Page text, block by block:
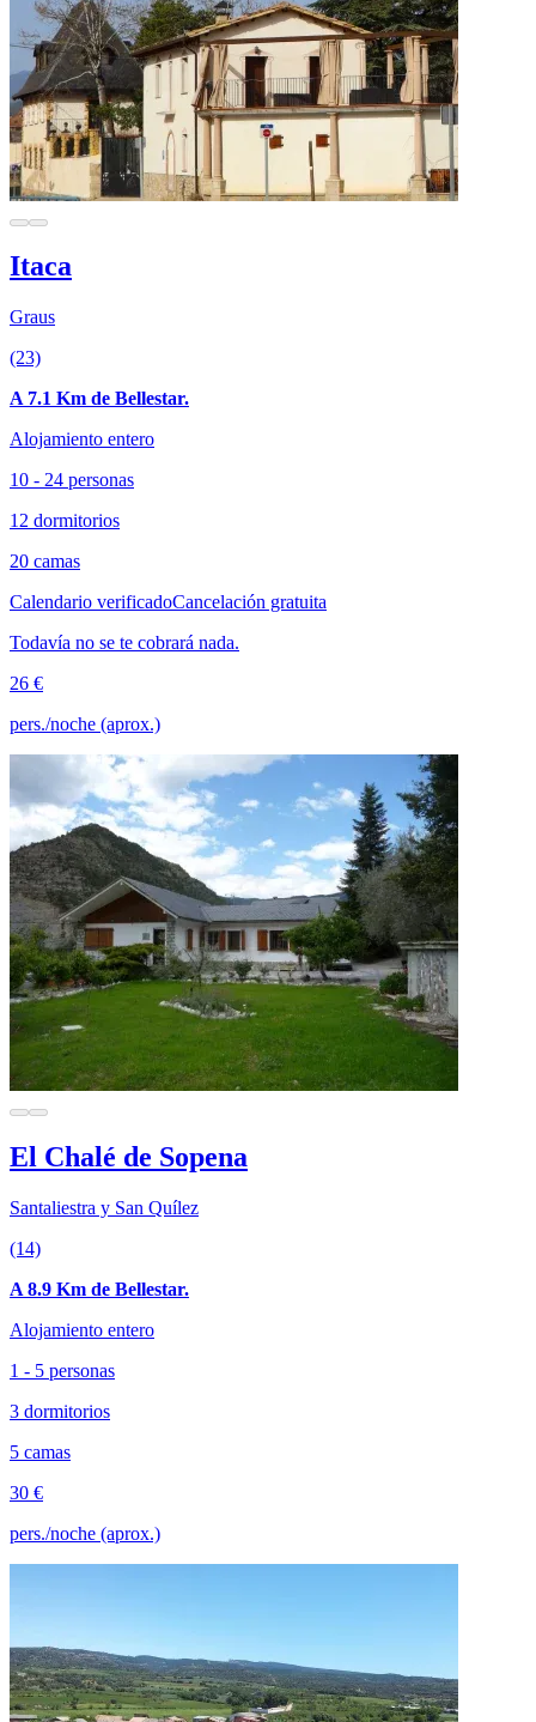
Itaca
Graus
(23)
A 7.1 Km de Bellestar.
Alojamiento entero
10 - 24 personas
12 dormitorios
20 camas
Calendario verificadoCancelación gratuita
Todavía no se te cobrará nada.
26 €
pers./noche (aprox.)
El Chalé de Sopena
Santaliestra y San Quílez
(14)
A 8.9 Km de Bellestar.
Alojamiento entero
1 - 5 personas
3 dormitorios
5 camas
30 €
pers./noche (aprox.)